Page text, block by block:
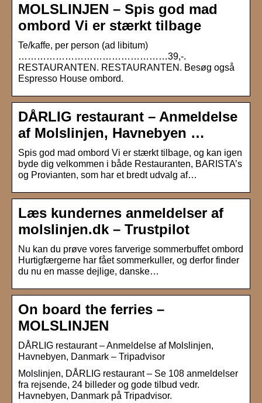
MOLSLINJEN – Spis god mad
ombord Vi er stærkt tilbage
Te/kaffe, per person (ad libitum)
…………………………………………39,-.
RESTAURANTEN. RESTAURANTEN. Besøg også
Espresso House ombord.
DÅRLIG restaurant – Anmeldelse
af Molslinjen, Havnebyen …
Spis god mad ombord Vi er stærkt tilbage, og kan igen
byde dig velkommen i både Restauranten, BARISTA’s
og Provianten, som har et bredt udvalg af…
Læs kundernes anmeldelser af
molslinjen.dk – Trustpilot
Nu kan du prøve vores farverige sommerbuffet ombord
Hurtigfærgerne har fået sommerkuller, og derfor finder
du nu en masse dejlige, danske…
On board the ferries –
MOLSLINJEN
DÅRLIG restaurant – Anmeldelse af Molslinjen,
Havnebyen, Danmark – Tripadvisor
Molslinjen, DÅRLIG restaurant – Se 108 anmeldelser
fra rejsende, 24 billeder og gode tilbud vedr.
Havnebyen, Danmark på Tripadvisor.